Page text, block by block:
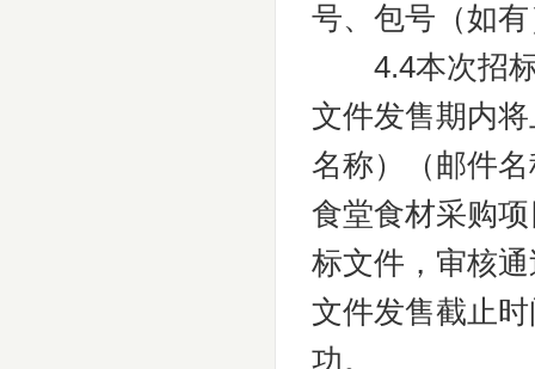
号、包号（如
4.4本次招标
文件发售期内
名称）（邮件
食堂食材采购
标文件，审核
文件发售截止
功。